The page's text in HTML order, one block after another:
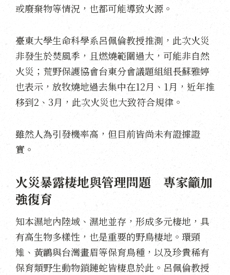
或廢棄物等情況，也都可能導致火源。
臺東大學生命科學系呂佩倫教授推測，此次火災
非發生於焚風季，且燃燒範圍過大，可能非自然
火災；荒野保護協會台東分會議題組組長蘇雅婷
也表示，放牧燒地過去集中在12月、1月，近年推
移到2、3月，此次火災也大致符合規律。
雖然人為引發機率高，但目前皆尚未有證據證
實。
火災暴露棲地與管理問題 專家籲加
強復育
知本濕地內陸域、濕地並存，形成多元棲地，具
有高生物多樣性，也是重要的野鳥棲地。環頸
雉、黃鸝與台灣畫眉等保育鳥種，以及珍貴稀有
保育類野生動物鎖鏈蛇皆棲息於此。呂佩倫教授